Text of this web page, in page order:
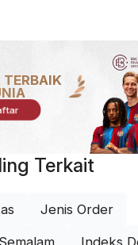
TERBAIK
Terkait
Jenis Order
Indeks